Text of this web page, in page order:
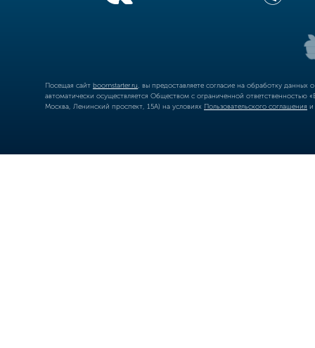
Посещая сайт boomstarter.ru , вы предоставляете согласие на обработку
автоматически осуществляется Обществом с ограниченной
Москва, Ленинский проспект, 15А) на условиях Пользовательского соглашения и